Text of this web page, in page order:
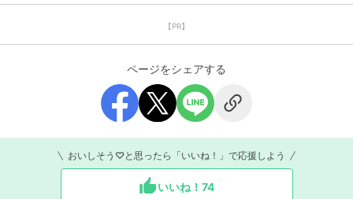
【PR】
ページをシェアする
おいしそう♡と思ったら「いいね！」で応援しよう
いいね！ 74